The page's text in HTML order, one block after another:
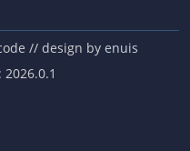
// design by enuis